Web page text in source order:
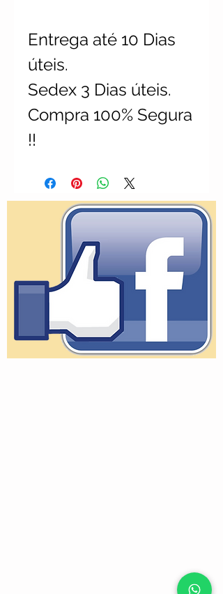
Entrega até 10 Dias
úteis.
Sedex 3 Dias úteis.
Compra 100% Segura
!!